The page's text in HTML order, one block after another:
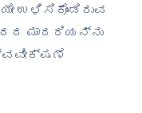
ಉಳಿಸಿಕೊಂಡಿರುವ
ಮಾದರಿಯನ್ನು